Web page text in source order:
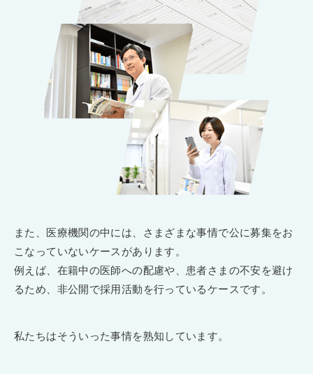
また、医療機関の中には、さまざまな事情で公に募集をお
こなっていないケースがあります。
例えば、在籍中の医師への配慮や、患者さまの不安を避け
るため、非公開で採用活動を行っているケースです。
私たちはそういった事情を熟知しています。